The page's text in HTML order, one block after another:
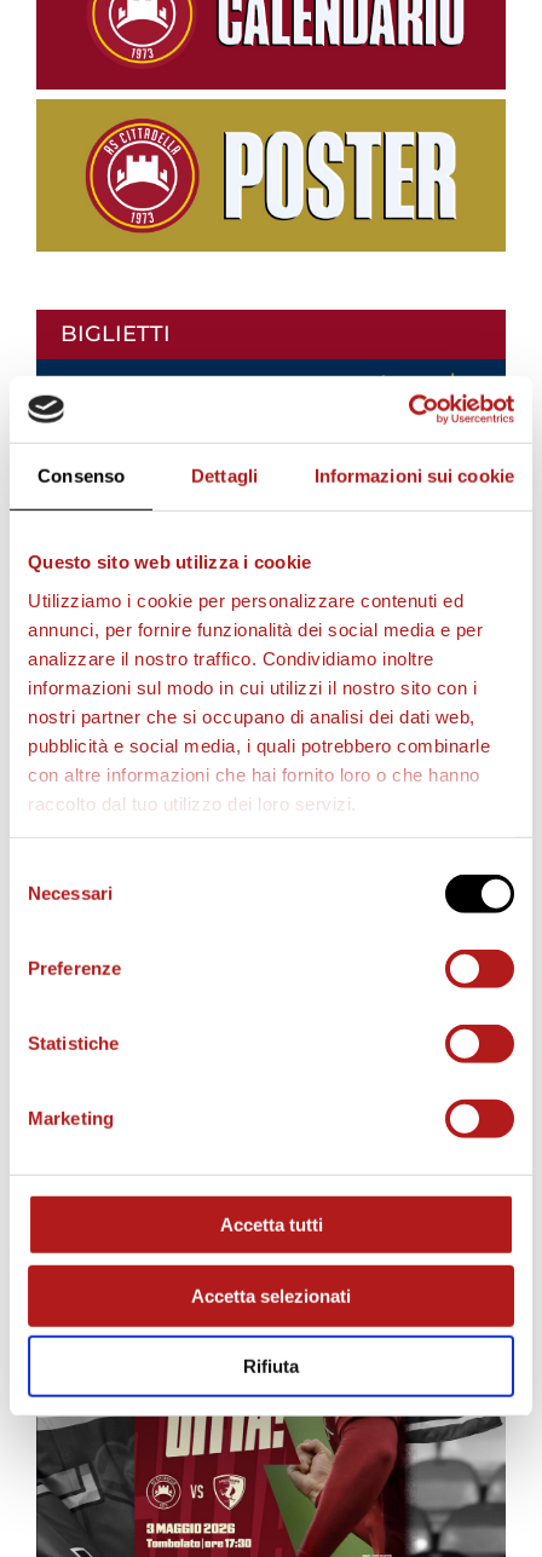
Consenso Dettagli Informazioni sui cookie
Questo sito web utilizza i cookie
Utilizziamo i cookie per personalizzare contenuti ed
annunci, per fornire funzionalità dei social media e per
analizzare il nostro traffico. Condividiamo inoltre
informazioni sul modo in cui utilizzi il nostro sito con i
nostri partner che si occupano di analisi dei dati web,
pubblicità e social media, i quali potrebbero combinarle
con altre informazioni che hai fornito loro o che hanno
raccolto dal tuo utilizzo dei loro servizi.
delNecessari
Preferenze
Statistiche
Marketing
Accetta tutti
Accetta selezionati
Rifiuta
BIGLIETTI
AS CITTADELLA STORE